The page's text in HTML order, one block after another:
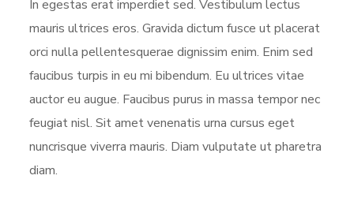
In egestas erat imperdiet sed. Vestibulum lectus
mauris ultrices eros. Gravida dictum fusce ut placerat
orci nulla pellentesquerae dignissim enim. Enim sed
faucibus turpis in eu mi bibendum. Eu ultrices vitae
auctor eu augue. Faucibus purus in massa tempor nec
feugiat nisl. Sit amet venenatis urna cursus eget
nuncrisque viverra mauris. Diam vulputate ut pharetra
diam.